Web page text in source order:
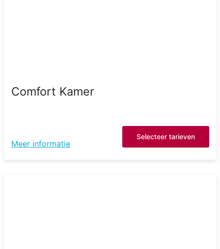
Comfort Kamer
Meer informatie
Selecteer tarieven